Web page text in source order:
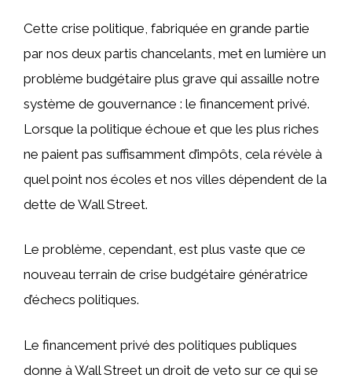
Cette crise politique, fabriquée en grande partie
par nos deux partis chancelants, met en lumière un
problème budgétaire plus grave qui assaille notre
système de gouvernance : le financement privé.
Lorsque la politique échoue et que les plus riches
ne paient pas suffisamment d’impôts, cela révèle à
quel point nos écoles et nos villes dépendent de la
dette de Wall Street.
Le problème, cependant, est plus vaste que ce
nouveau terrain de crise budgétaire génératrice
d’échecs politiques.
Le financement privé des politiques publiques
donne à Wall Street un droit de veto sur ce qui se